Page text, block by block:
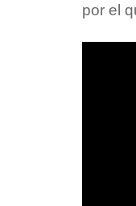
por el